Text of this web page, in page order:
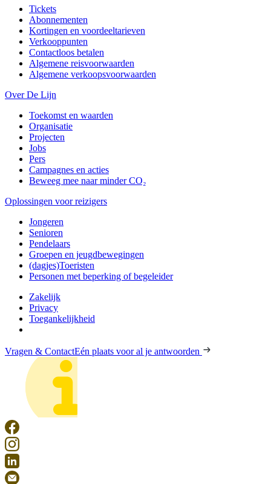
Tickets
Abonnementen
Kortingen en voordeeltarieven
Verkooppunten
Contactloos betalen
Algemene reisvoorwaarden
Algemene verkoopsvoorwaarden
Over De Lijn
Toekomst en waarden
Organisatie
Projecten
Jobs
Pers
Campagnes en acties
Beweeg mee naar minder CO₂
Oplossingen voor reizigers
Jongeren
Senioren
Pendelaars
Groepen en jeugdbewegingen
(dagjes)Toeristen
Personen met beperking of begeleider
Zakelijk
Privacy
Toegankelijkheid
Vragen & ContactEén plaats voor al je antwoorden